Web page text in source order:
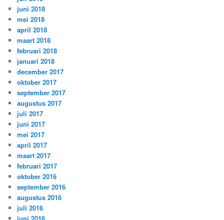
juni 2018
mei 2018
april 2018
maart 2018
februari 2018
januari 2018
december 2017
oktober 2017
september 2017
augustus 2017
juli 2017
juni 2017
mei 2017
april 2017
maart 2017
februari 2017
oktober 2016
september 2016
augustus 2016
juli 2016